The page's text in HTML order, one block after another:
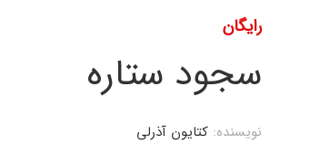
رایگان
سجود ستاره
نویسنده:کتایون آذرلی